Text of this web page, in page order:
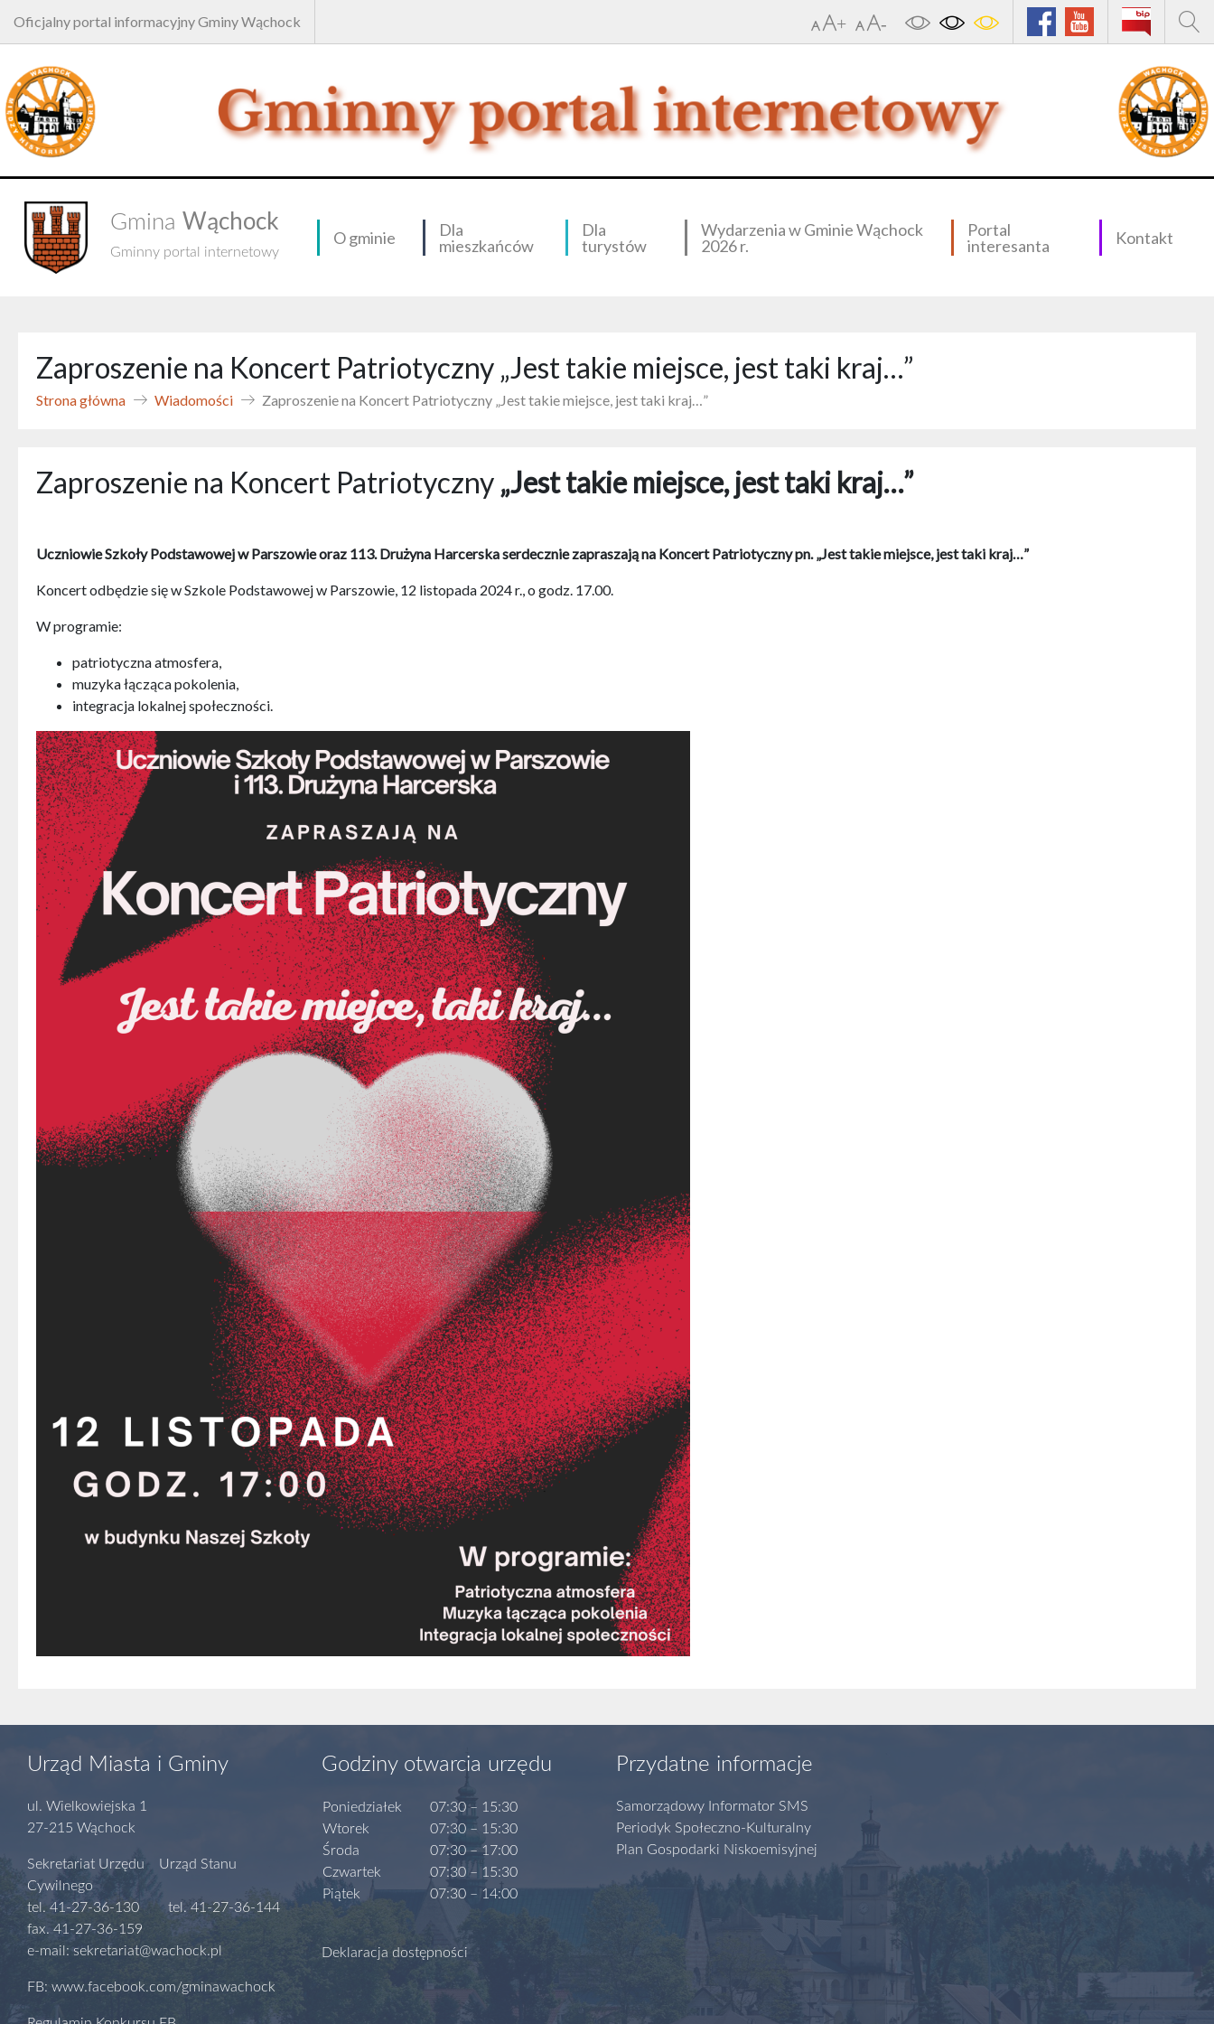
Oficjalny portal informacyjny Gminy Wąchock
Gmina Wąchock
Gminny portal internetowy
O gminie
Dla
mieszkańców
Dla
turystów
Wydarzenia w Gminie Wąchock
2026 r.
Portal
interesanta
Kontakt
Zaproszenie na Koncert Patriotyczny „Jest takie miejsce, jest taki kraj…”
Strona główna Wiadomości Zaproszenie na Koncert Patriotyczny „Jest takie miejsce, jest taki kraj…”
Zaproszenie na Koncert Patriotyczny „Jest takie miejsce, jest taki kraj…”
Uczniowie Szkoły Podstawowej w Parszowie oraz 113. Drużyna Harcerska serdecznie zapraszają na Koncert Patriotyczny pn. „Jest takie miejsce, jest taki kraj…”
Koncert odbędzie się w Szkole Podstawowej w Parszowie, 12 listopada 2024 r., o godz. 17.00.
W programie:
patriotyczna atmosfera,
muzyka łącząca pokolenia,
integracja lokalnej społeczności.
Urząd Miasta i Gminy
ul. Wielkowiejska 1
27-215 Wąchock
Sekretariat Urzędu Urząd Stanu
Cywilnego
tel. 41-27-36-130 tel. 41-27-36-144
fax. 41-27-36-159
e-mail: sekretariat@wachock.pl
FB: www.facebook.com/gminawachock
Godziny otwarcia urzędu
Poniedziałek
Wtorek
Środa
Czwartek
Piątek
07:30 – 15:30
07:30 – 15:30
07:30 – 17:00
07:30 – 15:30
07:30 – 14:00
Deklaracja dostępności
Przydatne informacje
Samorządowy Informator SMS
Periodyk Społeczno-Kulturalny
Plan Gospodarki Niskoemisyjnej